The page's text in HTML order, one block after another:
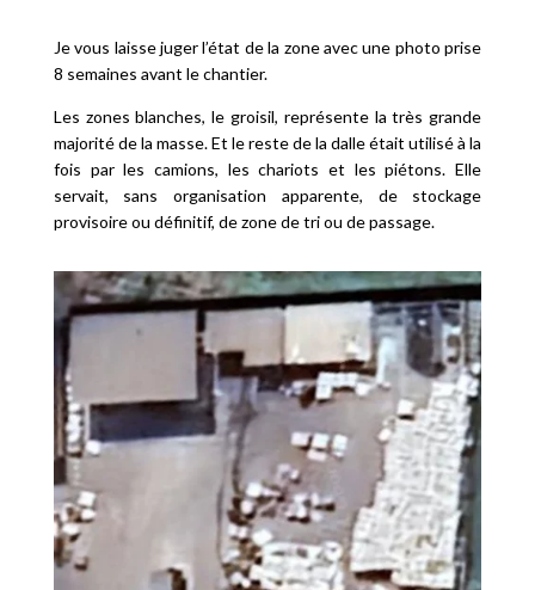
Je vous laisse juger l’état de la zone avec une photo prise
8 semaines avant le chantier.
Les zones blanches, le groisil, représente la très grande
majorité de la masse. Et le reste de la dalle était utilisé à la
fois par les camions, les chariots et les piétons. Elle
servait, sans organisation apparente, de stockage
provisoire ou définitif, de zone de tri ou de passage.